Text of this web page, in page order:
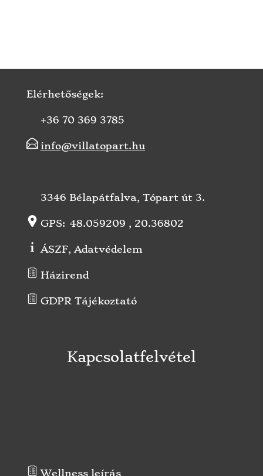
Elérhetőségek:
+36 70 369 3785
info@villatopart.hu
GPS: 48.059209 , 20.36802
ÁSZF, Adatvédelem
Házirend
GDPR Tájékoztató